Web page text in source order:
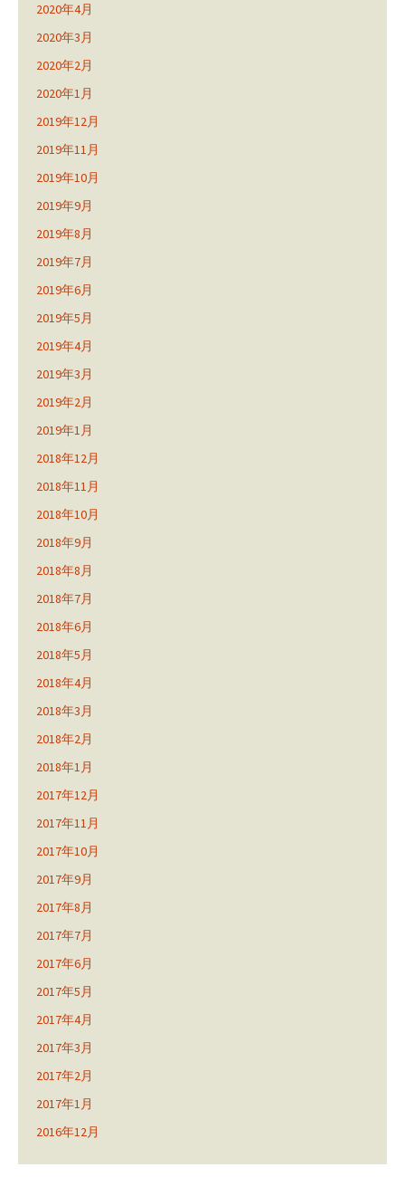
2020年4月
2020年3月
2020年2月
2020年1月
2019年12月
2019年11月
2019年10月
2019年9月
2019年8月
2019年7月
2019年6月
2019年5月
2019年4月
2019年3月
2019年2月
2019年1月
2018年12月
2018年11月
2018年10月
2018年9月
2018年8月
2018年7月
2018年6月
2018年5月
2018年4月
2018年3月
2018年2月
2018年1月
2017年12月
2017年11月
2017年10月
2017年9月
2017年8月
2017年7月
2017年6月
2017年5月
2017年4月
2017年3月
2017年2月
2017年1月
2016年12月